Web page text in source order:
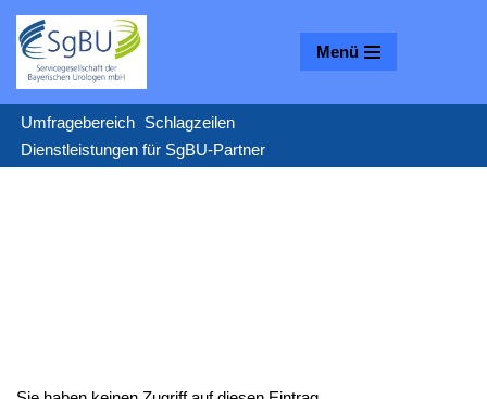
Zum
Inhalt
springen
Menü
Umfragebereich Schlagzeilen
Dienstleistungen für SgBU-Partner